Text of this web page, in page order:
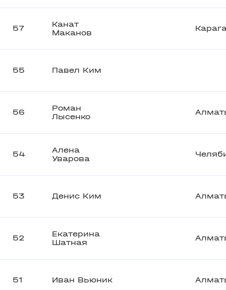
57
Канат
Маканов
55 Павел Ким
56
Роман
Лысенко
54
Алена
Уварова
53 Денис Ким
52
Екатерина
Шатная
51 Иван Вьюник